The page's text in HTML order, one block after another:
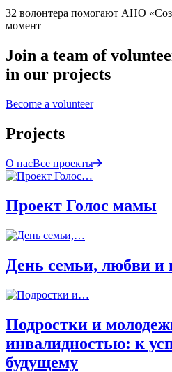
32 волонтера помогают АНО
момент
Join a team of
in our projects
Become a volunteer
Projects
О насВсе проекты
Проект Голос мамы
День семьи, любви и
Подростки и
инвалидностью: к
будущему